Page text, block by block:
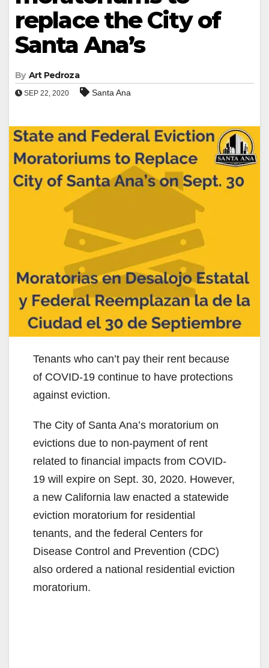
replace the City of
Santa Ana’s
By Art Pedroza
SEP 22, 2020 Santa Ana
Tenants who can’t pay their rent because
of COVID-19 continue to have protections
against eviction.
The City of Santa Ana’s moratorium on
evictions due to non-payment of rent
related to financial impacts from COVID-
19 will expire on Sept. 30, 2020. However,
a new California law enacted a statewide
eviction moratorium for residential
tenants, and the federal Centers for
Disease Control and Prevention (CDC)
also ordered a national residential eviction
moratorium.